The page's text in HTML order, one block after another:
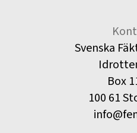
Svenska
Box
100 61